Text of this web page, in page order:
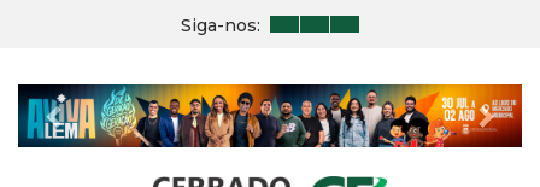
Siga-nos:
Previous Next